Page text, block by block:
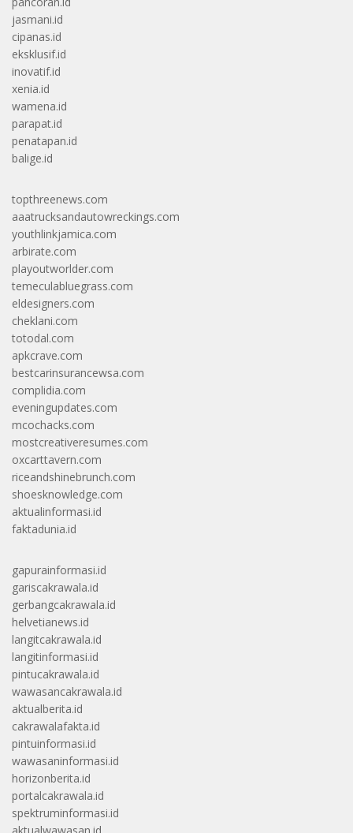
jasmani.id
cipanas.id
eksklusif.id
inovatif.id
xenia.id
wamena.id
parapat.id
penatapan.id
balige.id
topthreenews.com
aaatrucksandautowreckings.com
youthlinkjamica.com
arbirate.com
playoutworlder.com
temeculabluegrass.com
eldesigners.com
cheklani.com
totodal.com
apkcrave.com
bestcarinsurancewsa.com
complidia.com
eveningupdates.com
mcochacks.com
mostcreativeresumes.com
oxcarttavern.com
riceandshinebrunch.com
shoesknowledge.com
aktualinformasi.id
faktadunia.id
gapurainformasi.id
gariscakrawala.id
gerbangcakrawala.id
helvetianews.id
langitcakrawala.id
langitinformasi.id
pintucakrawala.id
wawasancakrawala.id
aktualberita.id
cakrawalafakta.id
pintuinformasi.id
wawasaninformasi.id
horizonberita.id
portalcakrawala.id
spektruminformasi.id